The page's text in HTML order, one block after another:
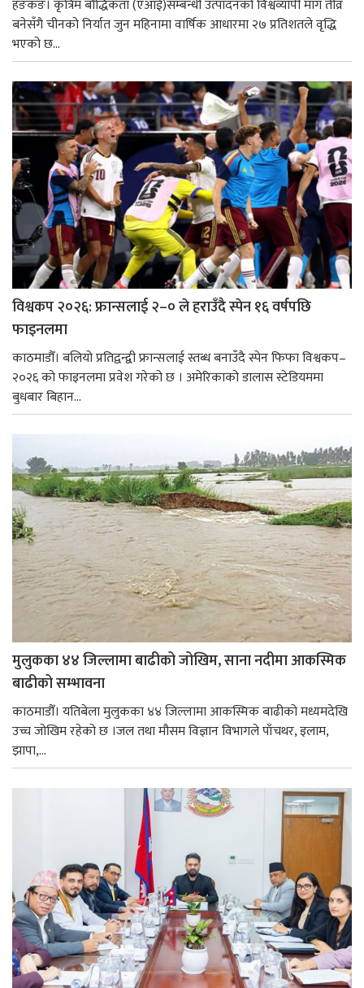
हङकङ। कृत्रिम बौद्धिकता (एआई)सम्बन्धी उत्पादनको विश्वव्यापी माग तीव्र
बनेसँगै चीनको निर्यात जुन महिनामा वार्षिक आधारमा २७ प्रतिशतले वृद्धि
भएको छ...
विश्वकप २०२६: फ्रान्सलाई २–० ले हराउँदै स्पेन १६ वर्षपछि
फाइनलमा
काठमाडौँ। बलियो प्रतिद्वन्द्वी फ्रान्सलाई स्तब्ध बनाउँदै स्पेन फिफा विश्वकप–
२०२६ को फाइनलमा प्रवेश गरेको छ । अमेरिकाको डालास स्टेडियममा
बुधबार बिहान...
मुलुकका ४४ जिल्लामा बाढीको जोखिम, साना नदीमा आकस्मिक
बाढीको सम्भावना
काठमाडौँ। यतिबेला मुलुकका ४४ जिल्लामा आकस्मिक बाढीको मध्यमदेखि
उच्च जोखिम रहेको छ ।जल तथा मौसम विज्ञान विभागले पाँचथर, इलाम,
झापा,...